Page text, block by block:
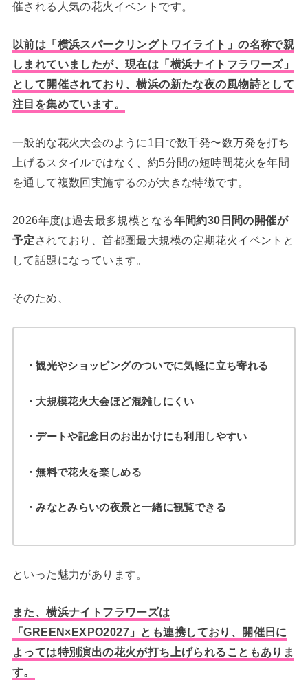
催される人気の花火イベントです。
以前は「横浜スパークリングトワイライト」の名称で親
しまれていましたが、現在は「横浜ナイトフラワーズ」
として開催されており、横浜の新たな夜の風物詩として
注目を集めています。
一般的な花火大会のように1日で数千発〜数万発を打ち
上げるスタイルではなく、約5分間の短時間花火を年間
を通して複数回実施するのが大きな特徴です。
2026年度は過去最多規模となる年間約30日間の開催が
予定 されており、首都圏最大規模の定期花火イベントと
して話題になっています。
そのため、
・観光やショッピングのついでに気軽に立ち寄れる
・大規模花火大会ほど混雑しにくい
・デートや記念日のお出かけにも利用しやすい
・無料で花火を楽しめる
・みなとみらいの夜景と一緒に観覧できる
といった魅力があります。
また、横浜ナイトフラワーズは
「GREEN×EXPO2027」とも連携しており、開催日に
よっては特別演出の花火が打ち上げられることもありま
す。